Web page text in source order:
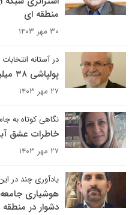
منطقه ای
۳۰ مهر ۱۴۰۳
در آستانه انتخابات
پولپاشی ۳۸ میلیارد دلاری بایدن برای نتانیاهو
۲۷ مهر ۱۴۰۳
نگاهی کوتاه به
خاطرات عشق
۲۷ مهر ۱۴۰۳
یادآوری چند در
هوشیاری
دشوار در